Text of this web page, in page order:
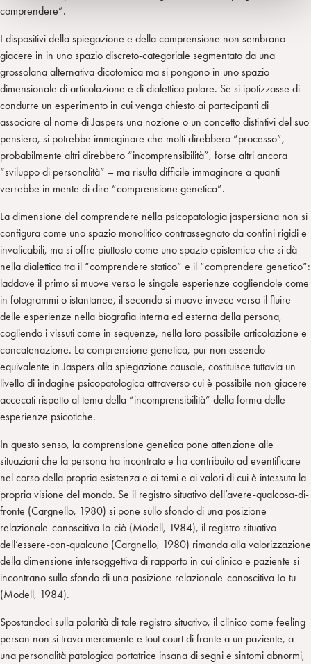
comprendere”.
I dispositivi della spiegazione e della comprensione non sembrano
giacere in in uno spazio discreto-categoriale segmentato da una
grossolana alternativa dicotomica ma si pongono in uno spazio
dimensionale di articolazione e di dialettica polare. Se si ipotizzasse di
condurre un esperimento in cui venga chiesto ai partecipanti di
associare al nome di Jaspers una nozione o un concetto distintivi del suo
pensiero, si potrebbe immaginare che molti direbbero “processo”,
probabilmente altri direbbero “incomprensibilità”, forse altri ancora
“sviluppo di personalità” – ma risulta difficile immaginare a quanti
verrebbe in mente di dire “comprensione genetica”.
La dimensione del comprendere nella psicopatologia jaspersiana non si
configura come uno spazio monolitico contrassegnato da confini rigidi e
invalicabili, ma si offre piuttosto come uno spazio epistemico che si dà
nella dialettica tra il “comprendere statico” e il “comprendere genetico”:
laddove il primo si muove verso le singole esperienze cogliendole come
in fotogrammi o istantanee, il secondo si muove invece verso il fluire
delle esperienze nella biografia interna ed esterna della persona,
cogliendo i vissuti come in sequenze, nella loro possibile articolazione e
concatenazione. La comprensione genetica, pur non essendo
equivalente in Jaspers alla spiegazione causale, costituisce tuttavia un
livello di indagine psicopatologica attraverso cui è possibile non giacere
accecati rispetto al tema della “incomprensibilità” della forma delle
esperienze psicotiche.
In questo senso, la comprensione genetica pone attenzione alle
situazioni che la persona ha incontrato e ha contribuito ad eventificare
nel corso della propria esistenza e ai temi e ai valori di cui è intessuta la
propria visione del mondo. Se il registro situativo dell’avere-qualcosa-di-
fronte (Cargnello, 1980) si pone sullo sfondo di una posizione
relazionale-conoscitiva Io-ciò (Modell, 1984), il registro situativo
dell’essere-con-qualcuno (Cargnello, 1980) rimanda alla valorizzazione
della dimensione intersoggettiva di rapporto in cui clinico e paziente si
incontrano sullo sfondo di una posizione relazionale-conoscitiva Io-tu
(Modell, 1984).
Spostandoci sulla polarità di tale registro situativo, il clinico come feeling
person non si trova meramente e tout court di fronte a un paziente, a
una personalità patologica portatrice insana di segni e sintomi abnormi,